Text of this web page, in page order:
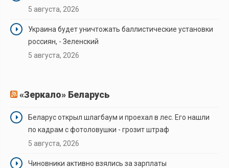
5 августа, 2026
Украина будет уничтожать баллистические установки
россиян, - Зеленский
5 августа, 2026
«Зеркало» Беларусь
Беларус открыл шлагбаум и проехал в лес. Его нашли
по кадрам с фотоловушки - грозит штраф
5 августа, 2026
Чиновники активно взялись за зарплаты